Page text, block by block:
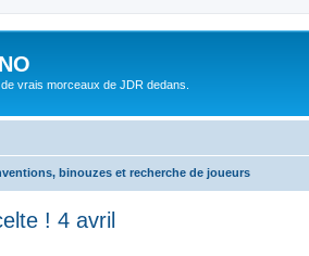
vrais morceaux de JDR dedans.
binouzes et recherche de joueurs
! 4 avril